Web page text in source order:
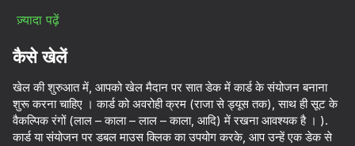
84
Klondike 2025
Solitaire
64
ONU
73
शांति का माहौल बनाती है । सॉलिटेयर क्लासिक अपनी सादगी और आकर्षण के
ज़्यादा पढ़ें
कैसे खेलें
खेल की शुरुआत में, आपको खेल मैदान पर सात डेक में कार्ड के संयोजन बनाना
शुरू करना चाहिए । कार्ड को अवरोही क्रम (राजा से ड्यूस तक), साथ ही सूट के
वैकल्पिक रंगों (लाल – काला – लाल – काला, आदि) में रखना आवश्यक है । ).
कार्ड या संयोजन पर डबल माउस क्लिक का उपयोग करके, आप उन्हें एक डेक से